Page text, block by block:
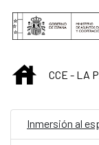
Saltar al
INICIOCCE - LA
Inmersión al